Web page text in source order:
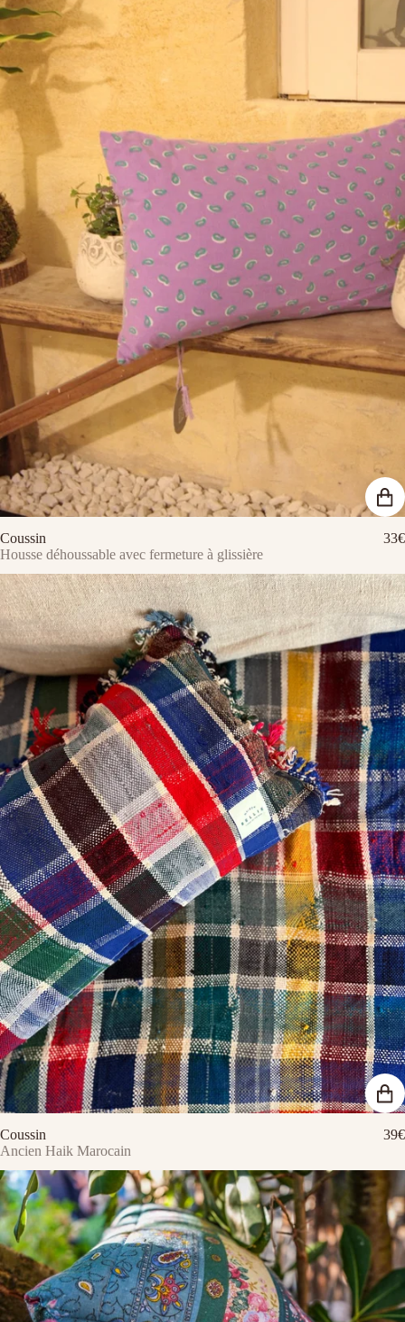
Coussin
33€
Housse déhoussable avec fermeture à glissière
Coussin
39€
Ancien Haik Marocain